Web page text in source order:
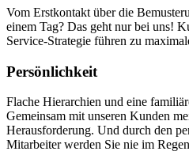
Vom Erstkontakt über die
einem Tag? Das geht nur bei uns!
Service-Strategie führen zu
Persönlichkeit
Flache Hierarchien und eine
Gemeinsam mit unseren Kunden
Herausforderung. Und durch den
Mitarbeiter werden Sie nie im